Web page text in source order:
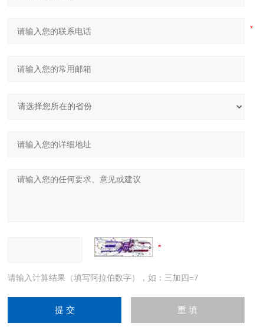
请输入计算结果（填写阿拉伯数字），如：三加四=7